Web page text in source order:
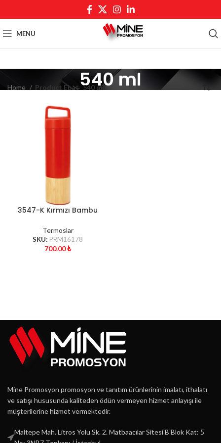
MENU
540 ml
Home Product Ebat 540 ml
3547-K Kırmızı Bambu
Termoslar
SKU: PRM16178
700.00₺
Mine Promosyon promosyon ve tanıtım ürünlerinin imalatı, ithalatı
ve satışı hususunda kaliteden ödün vermeyen hizmet anlayışı ile
müşterilerine hizmet vermektedir.
Maltepe Mah. Litros Yolu Sk. 2. Matbaacılar Sitesi B Blok Kat: 5